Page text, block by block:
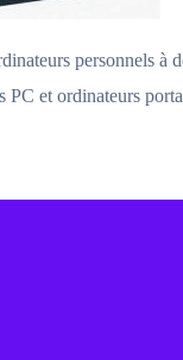
personnels à
et ordinateurs